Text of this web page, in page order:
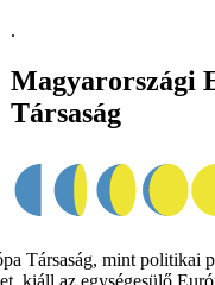
.
Magyarországi
Társaság
Társaság, mint politikai
kiáll az egységesülő